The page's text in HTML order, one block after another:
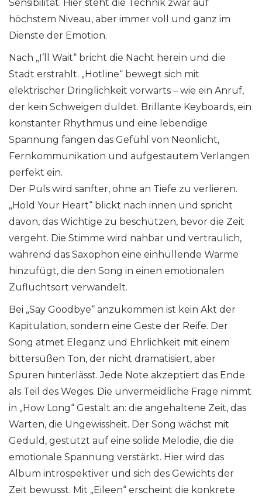
Sensibilität. Hier steht die Technik zwar auf
höchstem Niveau, aber immer voll und ganz im
Dienste der Emotion.
Nach „I’ll Wait“ bricht die Nacht herein und die
Stadt erstrahlt. „Hotline“ bewegt sich mit
elektrischer Dringlichkeit vorwärts – wie ein Anruf,
der kein Schweigen duldet. Brillante Keyboards, ein
konstanter Rhythmus und eine lebendige
Spannung fangen das Gefühl von Neonlicht,
Fernkommunikation und aufgestautem Verlangen
perfekt ein.
Der Puls wird sanfter, ohne an Tiefe zu verlieren.
„Hold Your Heart“ blickt nach innen und spricht
davon, das Wichtige zu beschützen, bevor die Zeit
vergeht. Die Stimme wird nahbar und vertraulich,
während das Saxophon eine einhüllende Wärme
hinzufügt, die den Song in einen emotionalen
Zufluchtsort verwandelt.
Bei „Say Goodbye“ anzukommen ist kein Akt der
Kapitulation, sondern eine Geste der Reife. Der
Song atmet Eleganz und Ehrlichkeit mit einem
bittersüßen Ton, der nicht dramatisiert, aber
Spuren hinterlässt. Jede Note akzeptiert das Ende
als Teil des Weges. Die unvermeidliche Frage nimmt
in „How Long“ Gestalt an: die angehaltene Zeit, das
Warten, die Ungewissheit. Der Song wächst mit
Geduld, gestützt auf eine solide Melodie, die die
emotionale Spannung verstärkt. Hier wird das
Album introspektiver und sich des Gewichts der
Zeit bewusst. Mit „Eileen“ erscheint die konkrete